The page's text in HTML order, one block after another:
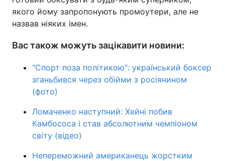
якого йому запропонують промоутери, але не
назвав ніяких імен.
Вас також можуть зацікавити новини:
"Спорт поза політикою": український боксер
зганьбився через обійми з росіянином
(фото)
Ломаченко наступний: Хейні побив
Камбососа і став абсолютним чемпіоном
світу (відео)
Непереможний американець жорстким